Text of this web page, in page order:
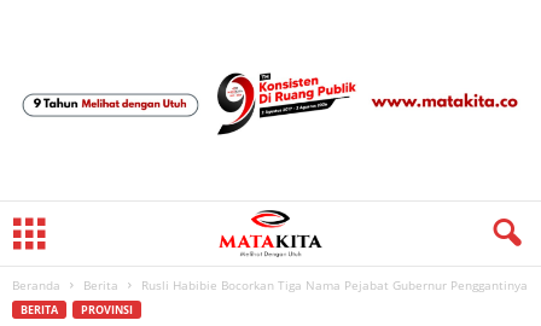
Beranda Berita Rusli Habibie Bocorkan Tiga Nama Pejabat Gubernur Penggantinya
BERITA PROVINSI